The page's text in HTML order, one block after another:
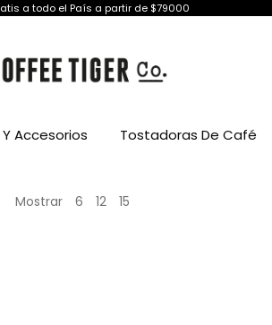
a todo el País a partir de $79000
Accesorios Tostadoras De Café
Mostrar 6 12 15